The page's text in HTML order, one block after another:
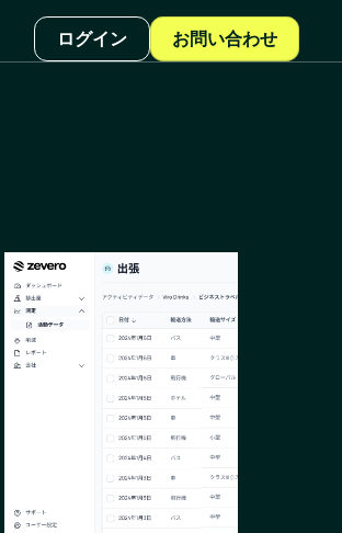
ログイン お問い合わせ